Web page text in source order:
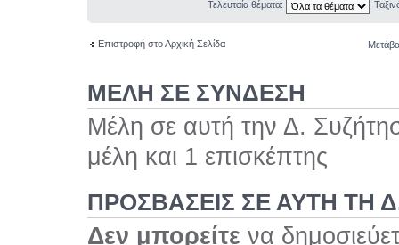
Τελευταία θέματα:
Επιστροφή στο Αρχική Σελίδα
ΜΕΛΗ ΣΕ ΣΥΝΔΕΣΗ
Μέλη σε αυτή την Δ.
μέλη και 1 επισκέπτης
ΠΡΟΣΒΆΣΕΙΣ ΣΕ ΑΥΤΉ ΤΗ
Δεν μπορείτε να